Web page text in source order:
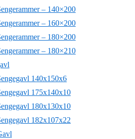
– 140×200
– 160×200
– 180×200
– 180×210
140x150x6
175x140x10
180x130x10
182x107x22